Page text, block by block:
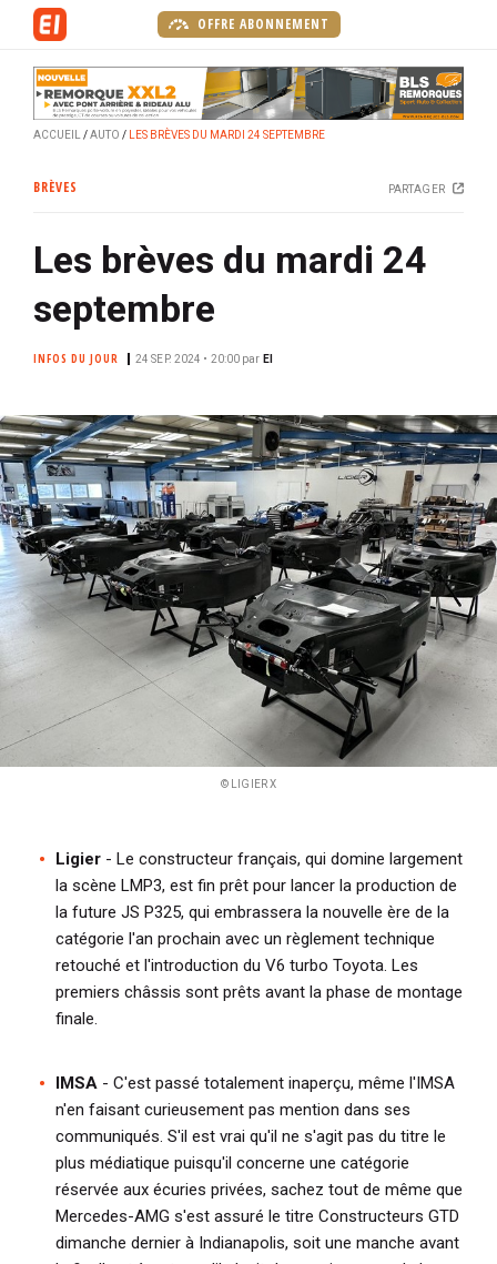
r
i
n
c
i
p
a
l
OFFRE ABONNEMENT
ACCUEIL AUTO LES BRÈVES DU MARDI 24 SEPTEMBRE
BRÈVES PARTAGER
Les brèves du mardi 24
septembre
INFOS DU JOUR 24 SEP. 2024 • 20:00 par EI
© LIGIER X
Ligier - Le constructeur français, qui domine largement
la scène LMP3, est fin prêt pour lancer la production de
la future JS P325, qui embrassera la nouvelle ère de la
catégorie l'an prochain avec un règlement technique
retouché et l'introduction du V6 turbo Toyota. Les
premiers châssis sont prêts avant la phase de montage
finale.
IMSA - C'est passé totalement inaperçu, même l'IMSA
n'en faisant curieusement pas mention dans ses
communiqués. S'il est vrai qu'il ne s'agit pas du titre le
plus médiatique puisqu'il concerne une catégorie
réservée aux écuries privées, sachez tout de même que
Mercedes-AMG s'est assuré le titre Constructeurs GTD
dimanche dernier à Indianapolis, soit une manche avant